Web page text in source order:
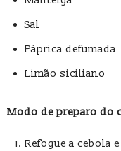
Sal
Páprica defumada
Limão siciliano
Modo de preparo do
Refogue a cebola